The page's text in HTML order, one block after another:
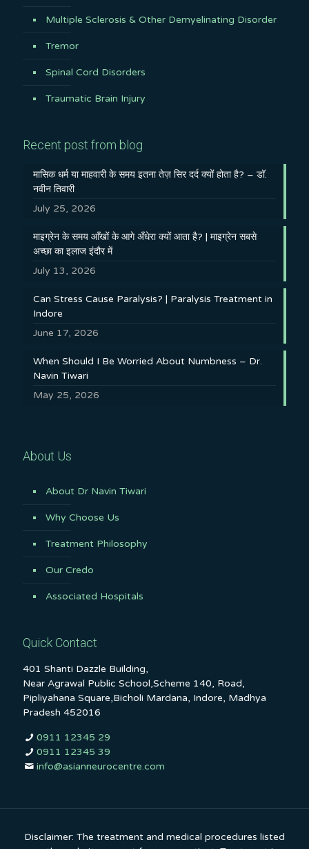
Multiple Sclerosis & Other Demyelinating Disorder
Tremor
Spinal Cord Disorders
Traumatic Brain Injury
Recent post from blog
मासिक धर्म या माहवारी के समय इतना तेज़ सिर दर्द क्यों होता है? – डॉ.
नवीन तिवारी
July 25, 2026
माइग्रेन के समय आँखों के आगे अँधेरा क्यों आता है? | माइग्रेन सबसे
अच्छा का इलाज इंदौर में
July 13, 2026
Can Stress Cause Paralysis? | Paralysis Treatment in
Indore
June 17, 2026
When Should I Be Worried About Numbness – Dr.
Navin Tiwari
May 25, 2026
About Us
About Dr Navin Tiwari
Why Choose Us
Treatment Philosophy
Our Credo
Associated Hospitals
Quick Contact
401 Shanti Dazzle Building,
Near Agrawal Public School,Scheme 140, Road,
Pipliyahana Square,Bicholi Mardana, Indore, Madhya
Pradesh 452016
0911 12345 29
0911 12345 39
info@asianneurocentre.com
Disclaimer: The treatment and medical procedures listed